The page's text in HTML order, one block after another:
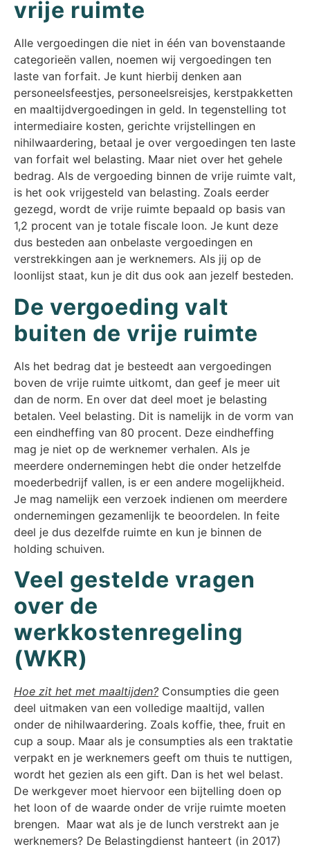
vrije ruimte
Alle vergoedingen die niet in één van bovenstaande
categorieën vallen, noemen wij vergoedingen ten
laste van forfait. Je kunt hierbij denken aan
personeelsfeestjes, personeelsreisjes, kerstpakketten
en maaltijdvergoedingen in geld. In tegenstelling tot
intermediaire kosten, gerichte vrijstellingen en
nihilwaardering, betaal je over vergoedingen ten laste
van forfait wel belasting. Maar niet over het gehele
bedrag. Als de vergoeding binnen de vrije ruimte valt,
is het ook vrijgesteld van belasting. Zoals eerder
gezegd, wordt de vrije ruimte bepaald op basis van
1,2 procent van je totale fiscale loon. Je kunt deze
dus besteden aan onbelaste vergoedingen en
verstrekkingen aan je werknemers. Als jij op de
loonlijst staat, kun je dit dus ook aan jezelf besteden.
De vergoeding valt
buiten de vrije ruimte
Als het bedrag dat je besteedt aan vergoedingen
boven de vrije ruimte uitkomt, dan geef je meer uit
dan de norm. En over dat deel moet je belasting
betalen. Veel belasting. Dit is namelijk in de vorm van
een eindheffing van 80 procent. Deze eindheffing
mag je niet op de werknemer verhalen. Als je
meerdere ondernemingen hebt die onder hetzelfde
moederbedrijf vallen, is er een andere mogelijkheid.
Je mag namelijk een verzoek indienen om meerdere
ondernemingen gezamenlijk te beoordelen. In feite
deel je dus dezelfde ruimte en kun je binnen de
holding schuiven.
Veel gestelde vragen
over de
werkkostenregeling
(WKR)
Hoe zit het met maaltijden? Consumpties die geen
deel uitmaken van een volledige maaltijd, vallen
onder de nihilwaardering. Zoals koffie, thee, fruit en
cup a soup. Maar als je consumpties als een traktatie
verpakt en je werknemers geeft om thuis te nuttigen,
wordt het gezien als een gift. Dan is het wel belast.
De werkgever moet hiervoor een bijtelling doen op
het loon of de waarde onder de vrije ruimte moeten
brengen. Maar wat als je de lunch verstrekt aan je
werknemers? De Belastingdienst hanteert (in 2017)